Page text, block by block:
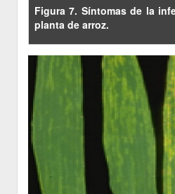
Figura 7. Síntomas de la
planta de arroz.